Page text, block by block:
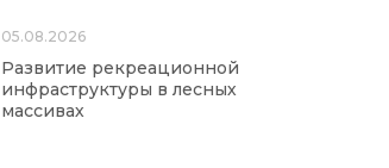
05.08.2026
Развитие рекреационной
инфраструктуры в лесных
массивах